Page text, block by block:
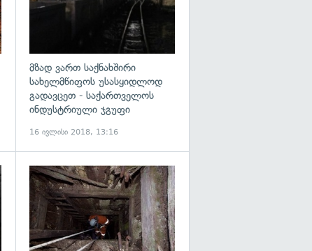
მზად ვართ საქნახშირი
სახელმწიფოს უსასყიდლოდ
გადავცეთ - საქართველოს
ინდუსტრიული ჯგუფი
16 ივლისი 2018, 13:16
გადახედვა